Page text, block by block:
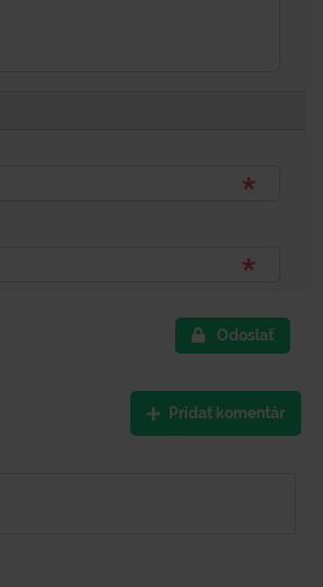
Odoslať
Pridať komentár